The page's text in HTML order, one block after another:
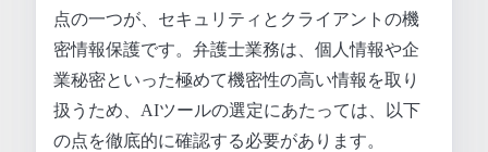
点の一つが、セキュリティとクライアントの機
密情報保護です。弁護士業務は、個人情報や企
業秘密といった極めて機密性の高い情報を取り
扱うため、AIツールの選定にあたっては、以下
の点を徹底的に確認する必要があります。